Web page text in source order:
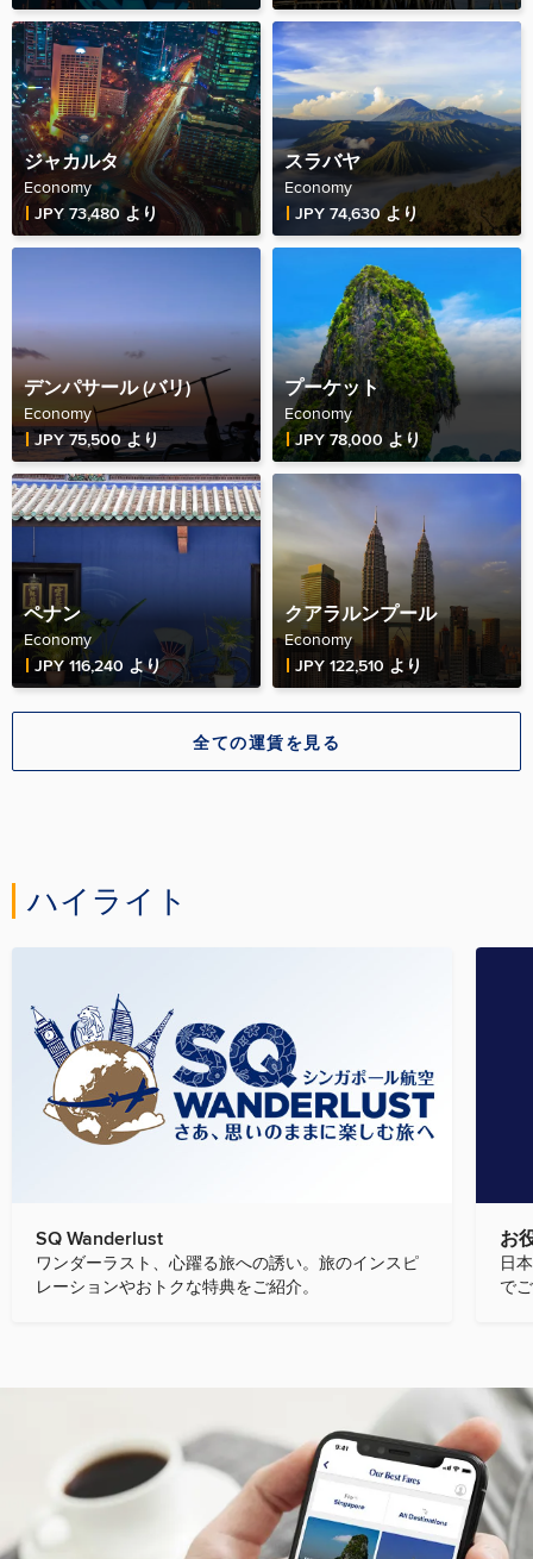
ジャカルタ
Economy
Fare Price
JPY 73,480 より
スラバヤ
Economy
Fare Price
JPY 74,630 より
デンパサール (バリ)
Economy
Fare Price
JPY 75,500 より
プーケット
Economy
Fare Price
JPY 78,000 より
ペナン
Economy
Fare Price
JPY 116,240 より
クアラルンプール
Economy
Fare Price
JPY 122,510 より
全ての運賃を見る
ハイライト
SQ Wanderlust
ワンダーラスト、心躍る旅への誘い。旅のインスピ
レーションやおトクな特典をご紹介。
お
日
で